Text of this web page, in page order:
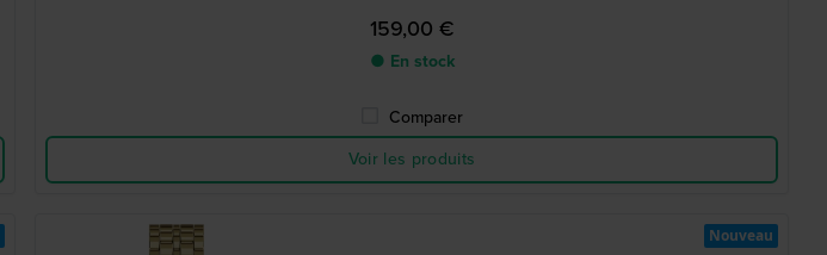
159,00 €
● En stock
Comparer
Voir les produits
Nouveau